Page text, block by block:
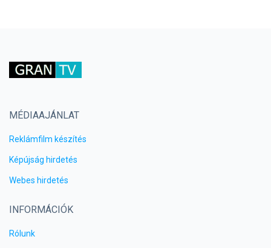
MÉDIAAJÁNLAT
Reklámfilm készítés
Képújság hirdetés
Webes hirdetés
INFORMÁCIÓK
Rólunk